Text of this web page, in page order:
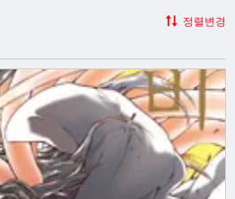
정렬변경